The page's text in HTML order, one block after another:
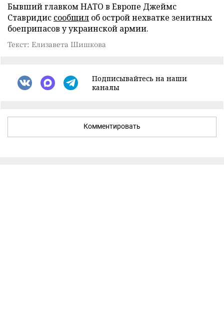
Бывший главком НАТО в Европе Джеймс
Ставридис сообщил об острой нехватке зенитных
боеприпасов у украинской армии.
Текст: Елизавета Шишкова
Подписывайтесь на наши
каналы
Комментировать